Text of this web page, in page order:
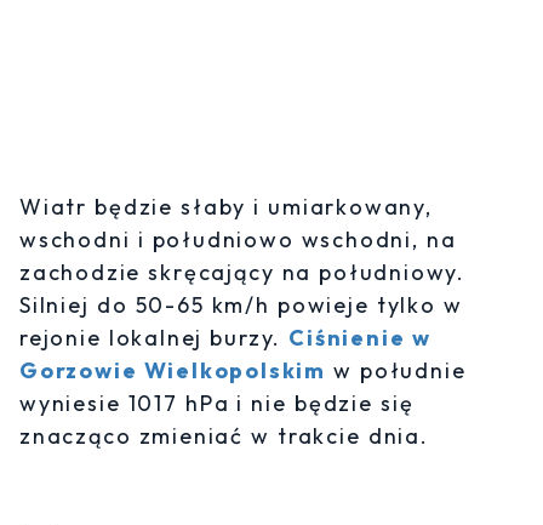
Wiatr będzie słaby i umiarkowany,
wschodni i południowo wschodni, na
zachodzie skręcający na południowy.
Silniej do 50-65 km/h powieje tylko w
rejonie lokalnej burzy. Ciśnienie w
Gorzowie Wielkopolskim w południe
wyniesie 1017 hPa i nie będzie się
znacząco zmieniać w trakcie dnia.